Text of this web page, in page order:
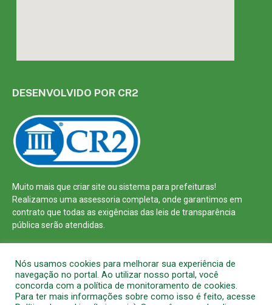
DESENVOLVIDO POR CR2
Muito mais que criar site ou sistema para prefeituras!
Realizamos uma assessoria completa, onde garantimos em
contrato que todas as exigências das leis de transparência
pública serão atendidas.
Nós usamos cookies para melhorar sua experiência de
navegação no portal. Ao utilizar nosso portal, você
concorda com a política de monitoramento de cookies.
Para ter mais informações sobre como isso é feito, acesse